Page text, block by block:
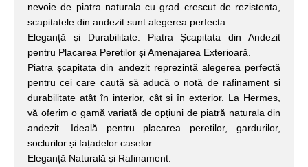
nevoie de piatra naturala cu grad crescut de rezistenta,
scapitatele din andezit sunt alegerea perfecta.
Eleganță și Durabilitate: Piatra Șcapitata din Andezit
pentru Placarea Peretilor și Amenajarea Exterioară.
Piatra șcapitata din andezit reprezintă alegerea perfectă
pentru cei care caută să aducă o notă de rafinament și
durabilitate atât în interior, cât și în exterior. La Hermes,
vă oferim o gamă variată de opțiuni de piatră naturala din
andezit. Ideală pentru placarea peretilor, gardurilor,
soclurilor și fațadelor caselor.
Eleganță Naturală și Rafinament: